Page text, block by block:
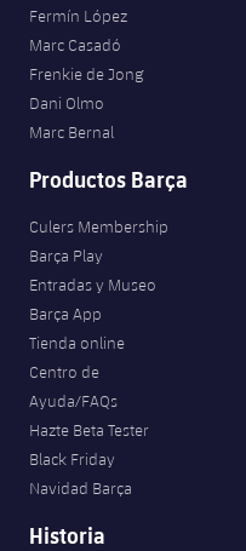
Fermín López
Marc Casadó
Frenkie de Jong
Dani Olmo
Marc Bernal
Productos Barça
Culers Membership
Barça Play
Entradas y Museo
Barça App
Tienda online
Centro de
Ayuda/FAQs
Hazte Beta Tester
Black Friday
Navidad Barça
Historia